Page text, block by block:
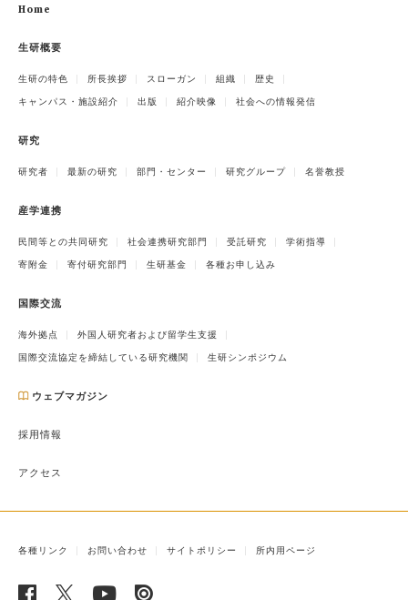
Home
生研概要
生研の特色 所長挨拶 スローガン 組織 歴史
キャンパス・施設紹介 出版 紹介映像 社会への情報発信
研究
研究者 最新の研究 部門・センター 研究グループ 名誉教授
産学連携
民間等との共同研究 社会連携研究部門 受託研究 学術指導
寄附金 寄付研究部門 生研基金 各種お申し込み
国際交流
海外拠点 外国人研究者および留学生支援
国際交流協定を締結している研究機関 生研シンポジウム
ウェブマガジン
採用情報
アクセス
各種リンク お問い合わせ サイトポリシー 所内用ページ